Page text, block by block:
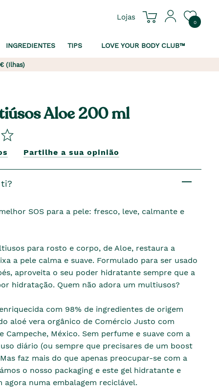
Lojas
0
INGREDIENTES TIPS LOVE YOUR BODY CLUB™
(Ilhas)
Aloe 200 ml
Partilhe a sua opinião
SOS para a pele: fresco, leve, calmante e
para rosto e corpo, de Aloe, restaura a
a pele calma e suave. Formulado para ser usado
aproveita o seu poder hidratante sempre que a
hidratação. Quem não adora um multiusos?
com 98% de ingredientes de origem
aloé vera orgânico de Comércio Justo com
Campeche, México. Sem perfume e suave com a
diário (ou sempre que precisares de um boost
faz mais do que apenas preocupar-se com a
o nosso packaging e este gel hidratante e
agora numa embalagem reciclável.